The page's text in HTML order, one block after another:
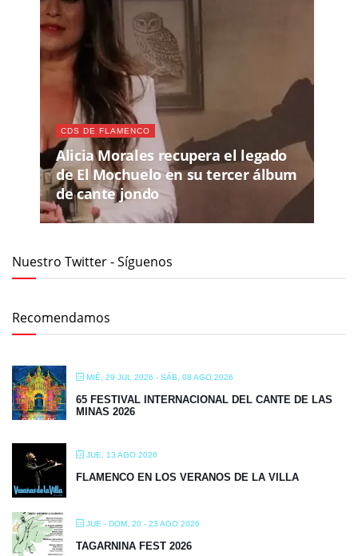
CDS DE FLAMENCO
Alicia Morales recupera el legado
de El Mochuelo en su tercer álbum
de cante jondo
Nuestro Twitter - Síguenos
Recomendamos
MIÉ, 29 JUL 2026 - SÁB, 08 AGO 2026
65 FESTIVAL INTERNACIONAL DEL CANTE DE LAS
MINAS 2026
JUE, 13 AGO 2026
FLAMENCO EN LOS VERANOS DE LA VILLA
JUE - DOM, 20 - 23 AGO 2026
TAGARNINA FEST 2026